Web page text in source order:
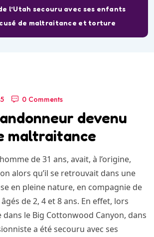
l’Utah secouru avec ses enfants
de maltraitance et torture
0 Comments
devenu
maltraitance
de 31 ans, avait, à l’origine,
alors qu’il se retrouvait dans une
en pleine nature, en compagnie de
de 2, 4 et 8 ans. En effet, lors
dans le Big Cottonwood Canyon, dans
a été secouru avec ses